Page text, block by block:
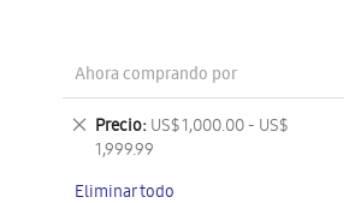
Ahora comprando por
Precio US$ 1,000.00 - US$
1,999.99
Eliminar
este
Eliminar todo